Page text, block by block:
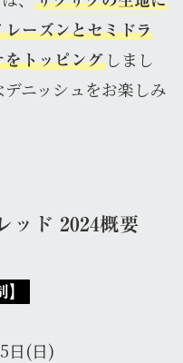
ーズンとセミドラ
をトッピングしまし
ニッシュをお楽しみ
ッド 2024概要
日(日)